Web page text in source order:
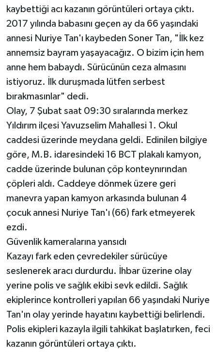
kaybettiği acı kazanın görüntüleri ortaya çıktı.
2017 yılında babasını geçen ay da 66 yaşındaki
annesi Nuriye Tan'ı kaybeden Soner Tan, "İlk kez
annemsiz bayram yaşayacağız. O bizim için hem
anne hem babaydı. Sürücünün ceza almasını
istiyoruz. İlk duruşmada lütfen serbest
bırakmasınlar" dedi.
Olay, 7 Şubat saat 09:30 sıralarında merkez
Yıldırım ilçesi Yavuzselim Mahallesi 1. Okul
caddesi üzerinde meydana geldi. Edinilen bilgiye
göre, M.B. idaresindeki 16 BCT plakalı kamyon,
cadde üzerinde bulunan çöp konteynırından
çöpleri aldı. Caddeye dönmek üzere geri
manevra yapan kamyon arkasında bulunan 4
çocuk annesi Nuriye Tan'ı (66) fark etmeyerek
ezdi.
Güvenlik kameralarına yansıdı
Kazayı fark eden çevredekiler sürücüye
seslenerek aracı durdurdu. İhbar üzerine olay
yerine polis ve sağlık ekibi sevk edildi. Sağlık
ekiplerince kontrolleri yapılan 66 yaşındaki Nuriye
Tan'ın olay yerinde hayatını kaybettiği belirlendi.
Polis ekipleri kazayla ilgili tahkikat başlatırken, feci
kazanın görüntüleri ortaya çıktı.